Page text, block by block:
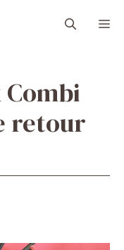
Combi
retour